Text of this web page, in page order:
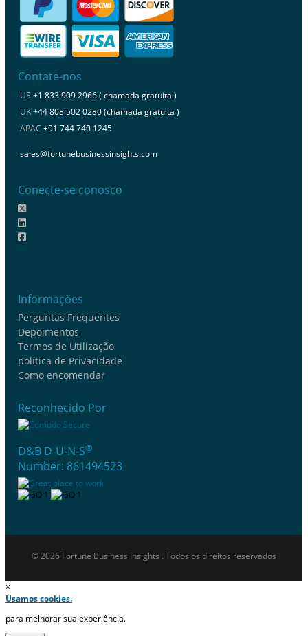
Contate-nos
US +1 833 909 2966 ( chamada gratuita )
UK+44 808 502 0280 (chamada gratuita )
APAC +91 744 740 1245
sales@fortunebusinessinsights.com
Conecte-se conosco
Informações
Perguntas Frequentes
Depoimentos
Termos de Utilização
política de Privacidade
Como encomendar
Reconhecido Por
D&B D-U-N-S®
Number: 861494523
© 2026 Fortune Business Insights . Todos os direitos reservados
×
Usamos cookies.
para melhorar sua experiência.